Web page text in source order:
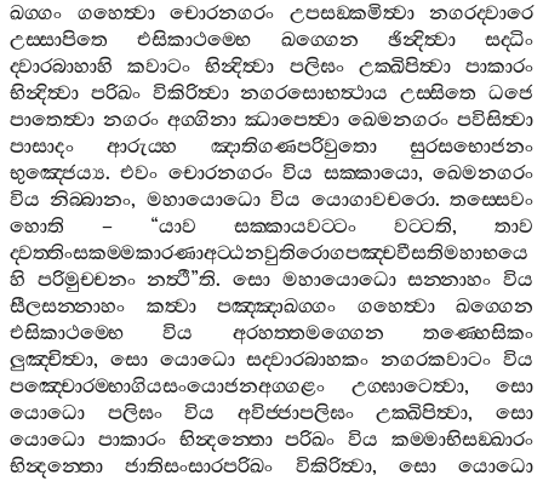
ඛග‍්ගං
ගහෙත්‍වා චොරනගරං උපසඞ‍්කමිත්‍වා
නගරද‍්වාරෙ
උස‍්සාපිතෙ
එසිකාථම‍්භෙ ඛග‍්ගෙන ඡින්‍දිත්‍වා
සද‍්ධිං
ද‍්වාරබාහාහි
කවාටං භින්‍දිත්‍වා පලිඝං උක‍්ඛිපිත්‍වා
පාකාරං
භින්‍දිත්‍වා පරිඛං විකිරිත්‍වා නගරසොභත්‍ථාය උස‍්සිතෙ ධජෙ
පාතෙත්‍වා නගරං අග‍්ගිනා ඣාපෙත්‍වා ඛෙමනගරං පවිසිත්‍වා
පාසාදං
ආරුය‍්හ ඤාතිගණපරිවුතො
සුරසභොජනං
භුඤ‍්ජෙය්‍ය.එවං චොරනගරං විය සක‍්කායො,ඛෙමනගරං
විය නිබ‍්බානං, මහායොධො විය යොගාවචරො.තස‍්සෙවං
හොති – “යාව සක‍්කායවට‍්ටං වට‍්ටති, තාව
ද‍්වත‍්තිංසකම‍්මකාරණාඅට‍්ඨනවුතිරොගපඤ‍්චවීසතිමහාභයෙ
හි පරිමුච‍්චනං නත්‍ථී”ති.සො මහායොධො සන‍්නාහං විය
සීලසන‍්නාහං
කත්‍වා පඤ‍්ඤාඛග‍්ගං ගහෙත්‍වා
ඛග‍්ගෙන
එසිකාථම‍්භෙ
විය අරහත‍්තමග‍්ගෙන
තණ‍්හෙසිකං
ලුඤ‍්චිත්‍වා, සො යොධො සද‍්වාරබාහකං නගරකවාටං විය
පඤ‍්චොරම‍්භාගියසංයොජනඅග‍්ගළං
උග‍්ඝාටෙත්‍වා, සො
යොධො
පලිඝං විය අවිජ‍්ජාපලිඝං උක‍්ඛිපිත්‍වා,සො
යොධො පාකාරං භින්‍දන‍්තො පරිඛං විය
කම‍්මාභිසඞ‍්ඛාරං
භින්‍දන‍්තො
ජාතිසංසාරපරිඛං විකිරිත්‍වා, සො
යොධො